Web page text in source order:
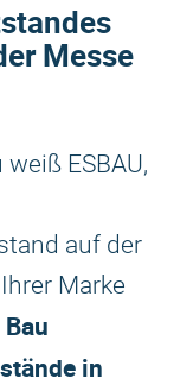
Messe
ESBAU,
auf der
Marke
Bau
in